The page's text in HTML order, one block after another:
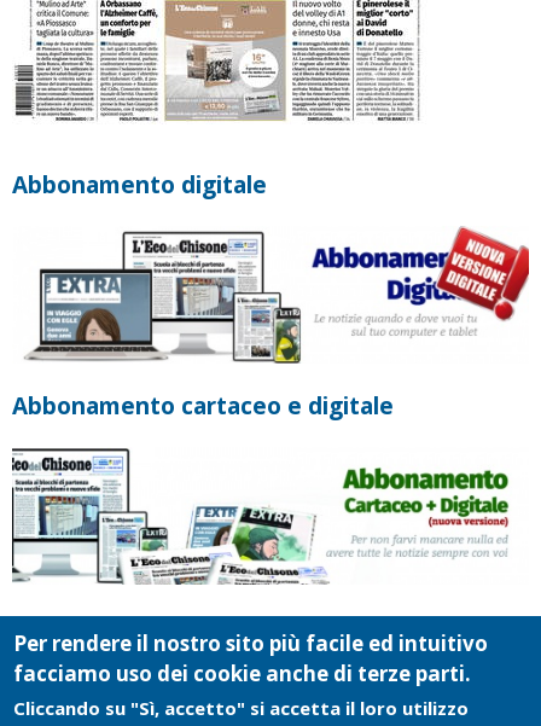
Abbonamento digitale
Abbonamento cartaceo e digitale
Per rendere il nostro sito più facile ed intuitivo
facciamo uso dei cookie anche di terze parti.
Cliccando su "Sì, accetto" si accetta il loro utilizzo